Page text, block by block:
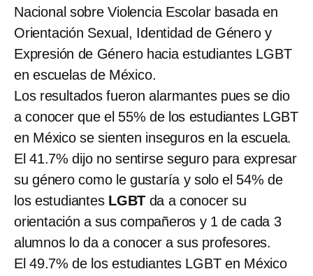
Nacional sobre Violencia Escolar basada en
Orientación Sexual, Identidad de Género y
Expresión de Género hacia estudiantes LGBT
en escuelas de México.
Los resultados fueron alarmantes pues se dio
a conocer que el 55% de los estudiantes LGBT
en México se sienten inseguros en la escuela.
El 41.7% dijo no sentirse seguro para expresar
su género como le gustaría y solo el 54% de
los estudiantes LGBT da a conocer su
orientación a sus compañeros y 1 de cada 3
alumnos lo da a conocer a sus profesores.
El 49.7% de los estudiantes LGBT en México